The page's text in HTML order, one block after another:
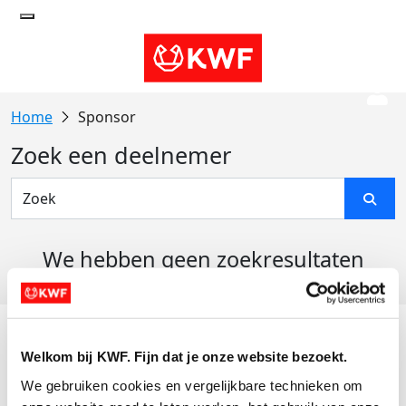
Welkom bij KWF. Fijn dat je onze website bezoekt.
We gebruiken cookies en vergelijkbare technieken om
Sponsor
Zoek een deelnemer
We hebben geen zoekresultaten
Actiematerialen
Evenementen